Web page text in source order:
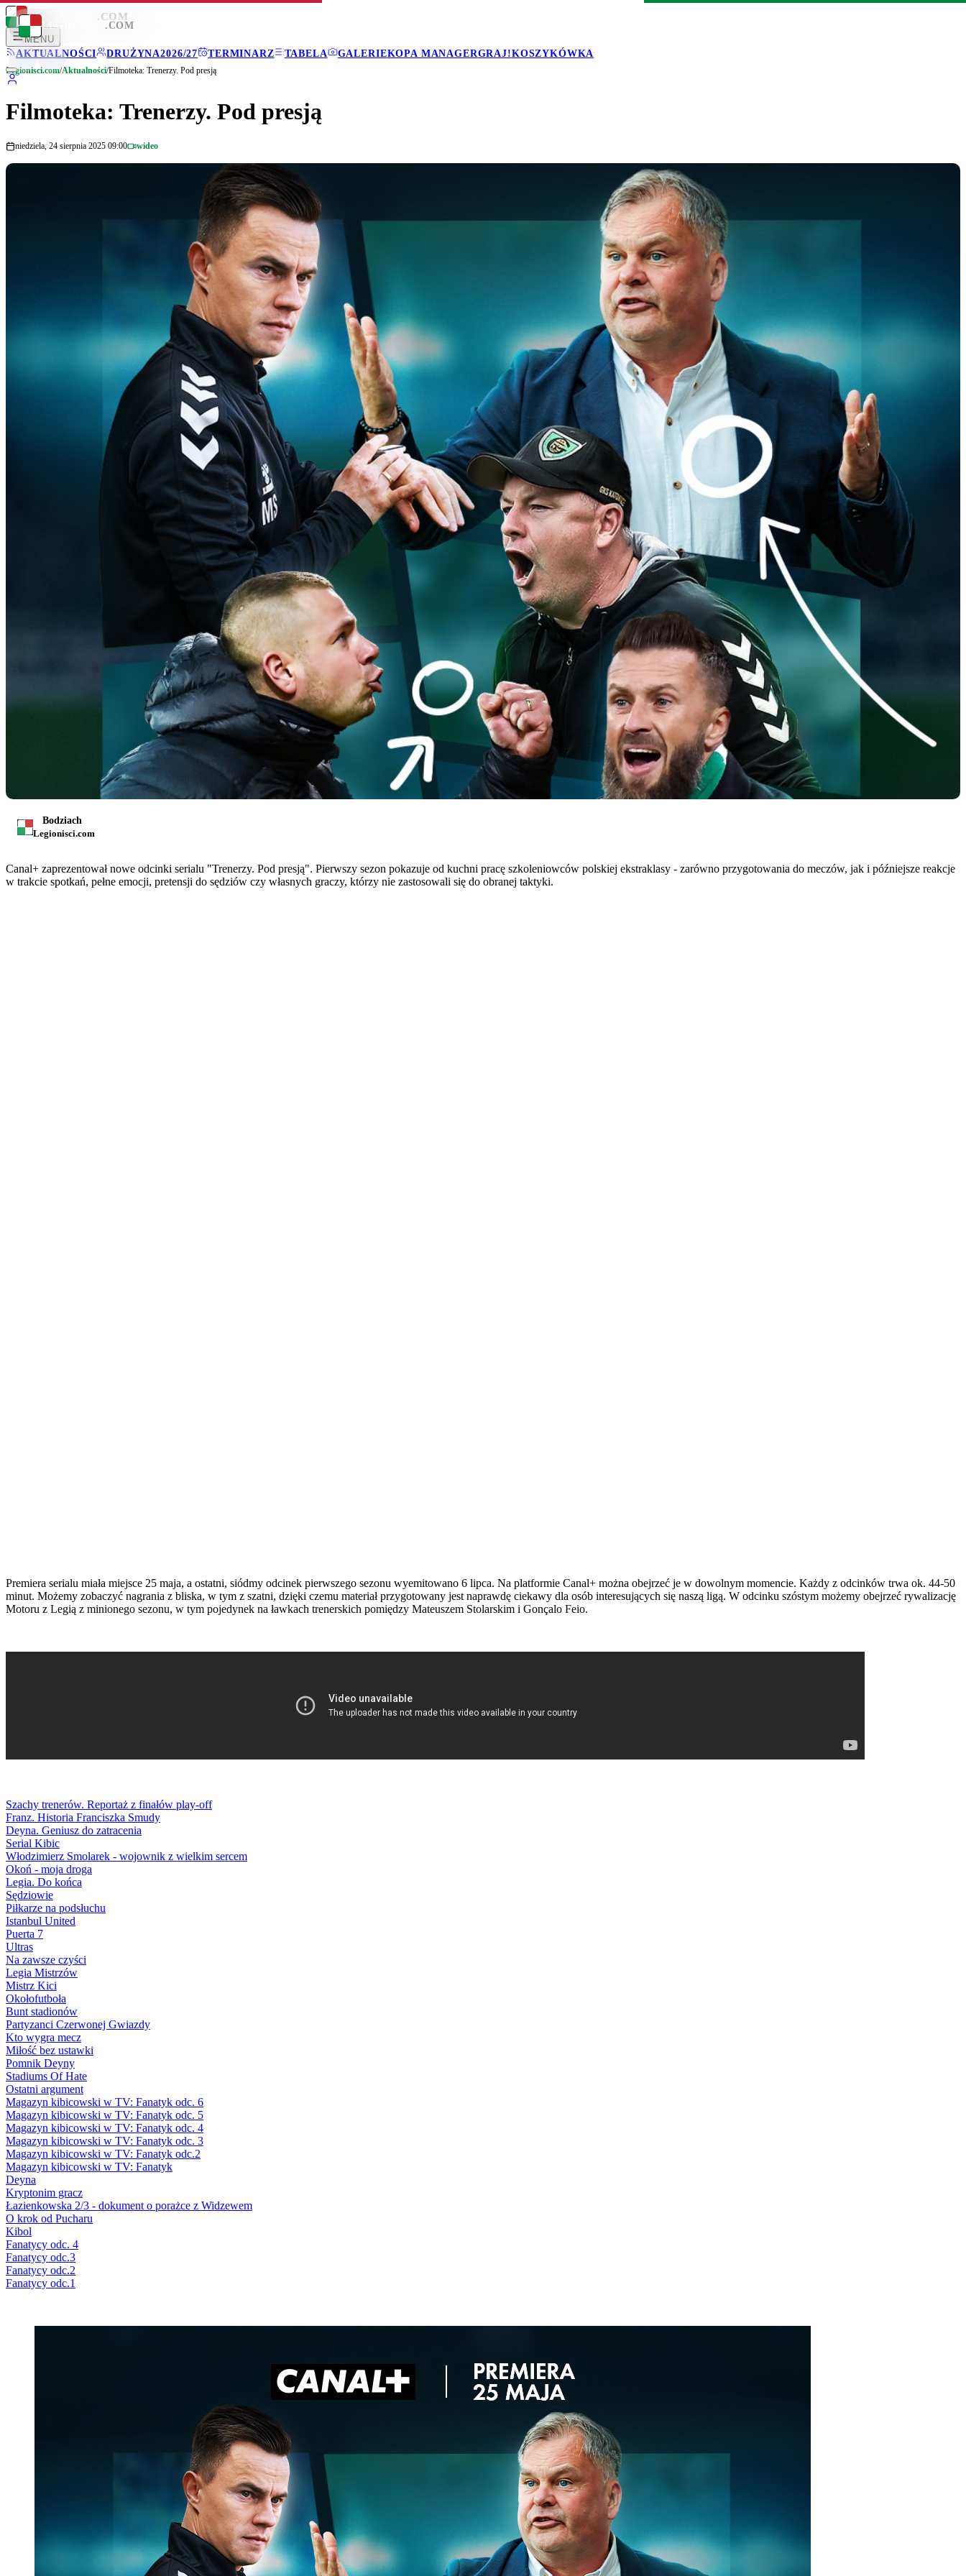
LEGIONISCI .COM
MENU
AKTUALNOŚCI
DRUŻYNA2026/27 TERMINARZ TABELA GALERIEKOPA MANAGERGRAJ!KOSZYKÓWKA
LEGIONISCI .COM
Legionisci.com/Aktualności/Filmoteka: Trenerzy. Pod presją
Filmoteka: Trenerzy. Pod presją
niedziela, 24 sierpnia 2025 09:00 wideo
Bodziach
Legionisci.com
Canal+ zaprezentował nowe odcinki serialu "Trenerzy. Pod presją". Pierwszy sezon pokazuje od kuchni pracę szkoleniowców polskiej ekstraklasy - zarówno przygotowania do meczów, jak i późniejsze reakcje
w trakcie spotkań, pełne emocji, pretensji do sędziów czy własnych graczy, którzy nie zastosowali się do obranej taktyki.
Premiera serialu miała miejsce 25 maja, a ostatni, siódmy odcinek pierwszego sezonu wyemitowano 6 lipca. Na platformie Canal+ można obejrzeć je w dowolnym momencie. Każdy z odcinków trwa ok. 44-50
minut. Możemy zobaczyć nagrania z bliska, w tym z szatni, dzięki czemu materiał przygotowany jest naprawdę ciekawy dla osób interesujących się naszą ligą. W odcinku szóstym możemy obejrzeć rywalizację
Motoru z Legią z minionego sezonu, w tym pojedynek na ławkach trenerskich pomiędzy Mateuszem Stolarskim i Gonçalo Feio.
Szachy trenerów. Reportaż z finałów play-off
Franz. Historia Franciszka Smudy
Deyna. Geniusz do zatracenia
Serial Kibic
Włodzimierz Smolarek - wojownik z wielkim sercem
Okoń - moja droga
Legia. Do końca
Sędziowie
Piłkarze na podsłuchu
Istanbul United
Puerta 7
Ultras
Na zawsze czyści
Legia Mistrzów
Mistrz Kici
Okołofutboła
Bunt stadionów
Partyzanci Czerwonej Gwiazdy
Kto wygra mecz
Miłość bez ustawki
Pomnik Deyny
Stadiums Of Hate
Ostatni argument
Magazyn kibicowski w TV: Fanatyk odc. 6
Magazyn kibicowski w TV: Fanatyk odc. 5
Magazyn kibicowski w TV: Fanatyk odc. 4
Magazyn kibicowski w TV: Fanatyk odc. 3
Magazyn kibicowski w TV: Fanatyk odc.2
Magazyn kibicowski w TV: Fanatyk
Deyna
Kryptonim gracz
Łazienkowska 2/3 - dokument o porażce z Widzewem
O krok od Pucharu
Kibol
Fanatycy odc. 4
Fanatycy odc.3
Fanatycy odc.2
Fanatycy odc.1